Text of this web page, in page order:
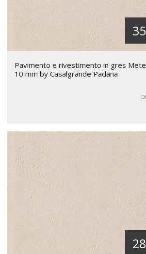
Pavimento e rivestimento in gres
10 mm by Casalgrande Padana